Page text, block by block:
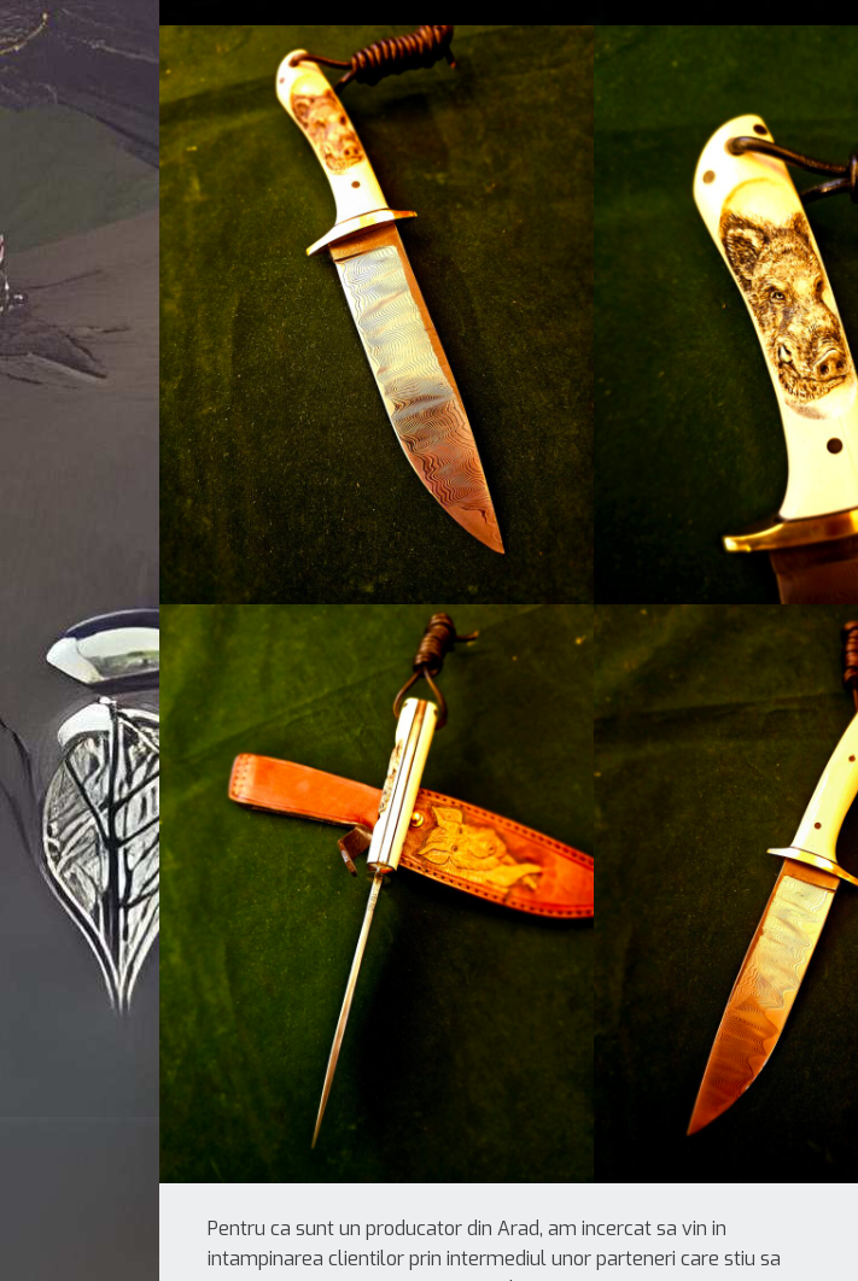
Pentru ca sunt un producator din Arad, am incercat sa vin in
intampinarea clientilor prin intermediul unor parteneri care stiu sa